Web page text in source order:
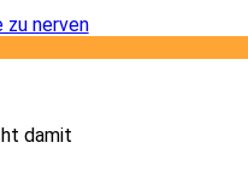
damit